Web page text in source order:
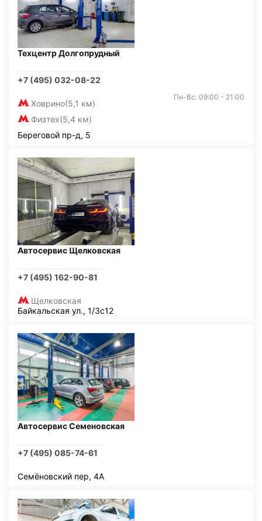
Техцентр Долгопрудный
+7 (495) 032-08-22
Ховрино(5,1 км)
Физтех(5,4 км)
Пн-Вс: 09:00 - 21:00
Береговой пр-д, 5
Автосервис Щелковская
+7 (495) 162-90-81
Щелковская
Байкальская ул., 1/3с12
Автосервис Семеновская
+7 (495) 085-74-61
Семёновский пер, 4А